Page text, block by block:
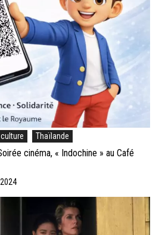
Thaïlande
cinéma, « Indochine » au Café